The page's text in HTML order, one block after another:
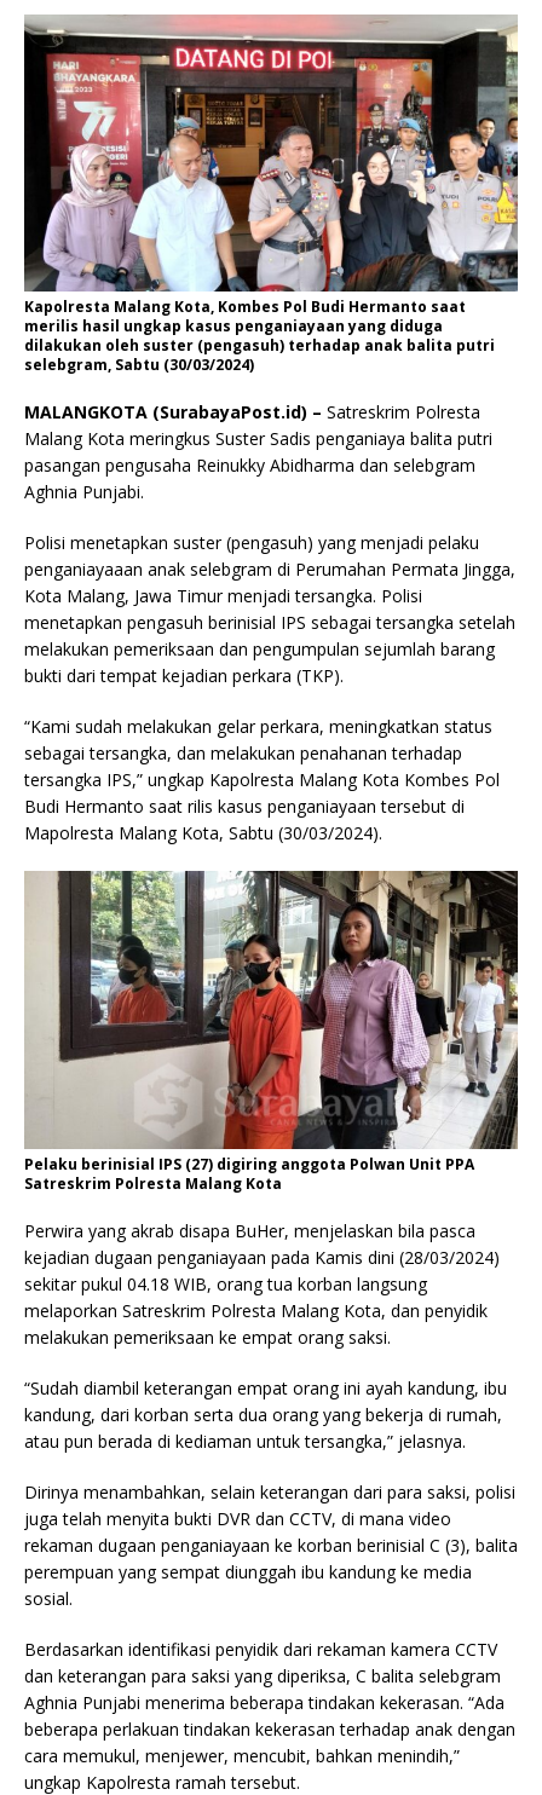
Kapolresta Malang Kota, Kombes Pol Budi Hermanto saat
merilis hasil ungkap kasus penganiayaan yang diduga
dilakukan oleh suster (pengasuh) terhadap anak balita putri
selebgram, Sabtu (30/03/2024)
MALANGKOTA (SurabayaPost.id) – Satreskrim Polresta
Malang Kota meringkus Suster Sadis penganiaya balita putri
pasangan pengusaha Reinukky Abidharma dan selebgram
Aghnia Punjabi.
Polisi menetapkan suster (pengasuh) yang menjadi pelaku
penganiayaaan anak selebgram di Perumahan Permata Jingga,
Kota Malang, Jawa Timur menjadi tersangka. Polisi
menetapkan pengasuh berinisial IPS sebagai tersangka setelah
melakukan pemeriksaan dan pengumpulan sejumlah barang
bukti dari tempat kejadian perkara (TKP).
“Kami sudah melakukan gelar perkara, meningkatkan status
sebagai tersangka, dan melakukan penahanan terhadap
tersangka IPS,” ungkap Kapolresta Malang Kota Kombes Pol
Budi Hermanto saat rilis kasus penganiayaan tersebut di
Mapolresta Malang Kota, Sabtu (30/03/2024).
Pelaku berinisial IPS (27) digiring anggota Polwan Unit PPA
Satreskrim Polresta Malang Kota
Perwira yang akrab disapa BuHer, menjelaskan bila pasca
kejadian dugaan penganiayaan pada Kamis dini (28/03/2024)
sekitar pukul 04.18 WIB, orang tua korban langsung
melaporkan Satreskrim Polresta Malang Kota, dan penyidik
melakukan pemeriksaan ke empat orang saksi.
“Sudah diambil keterangan empat orang ini ayah kandung, ibu
kandung, dari korban serta dua orang yang bekerja di rumah,
atau pun berada di kediaman untuk tersangka,” jelasnya.
Dirinya menambahkan, selain keterangan dari para saksi, polisi
juga telah menyita bukti DVR dan CCTV, di mana video
rekaman dugaan penganiayaan ke korban berinisial C (3), balita
perempuan yang sempat diunggah ibu kandung ke media
sosial.
Berdasarkan identifikasi penyidik dari rekaman kamera CCTV
dan keterangan para saksi yang diperiksa, C balita selebgram
Aghnia Punjabi menerima beberapa tindakan kekerasan. “Ada
beberapa perlakuan tindakan kekerasan terhadap anak dengan
cara memukul, menjewer, mencubit, bahkan menindih,”
ungkap Kapolresta ramah tersebut.